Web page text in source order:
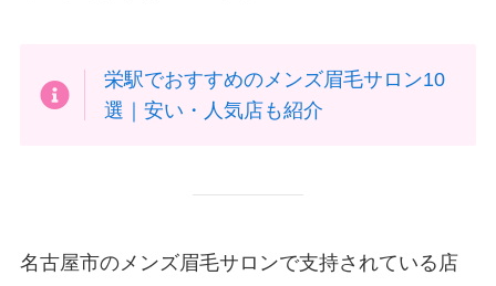
栄駅でおすすめのメンズ眉毛サロン10
選｜安い・人気店も紹介
名古屋市のメンズ眉毛サロンで支持されている店